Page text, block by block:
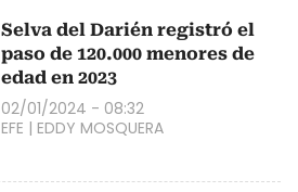
Selva del Darién registró el
paso de 120.000 menores de
edad en 2023
02/01/2024 - 08:32
EFE | EDDY MOSQUERA